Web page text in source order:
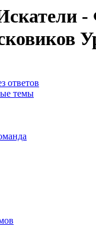
ответов
темы